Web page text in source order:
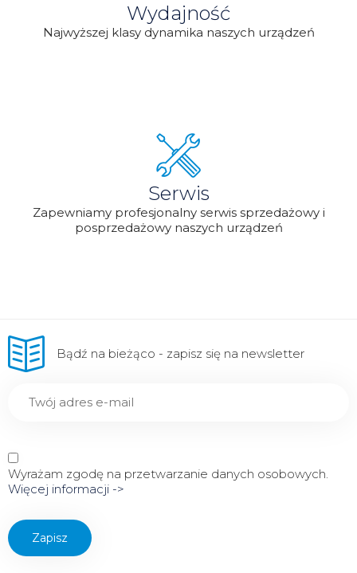
Wydajność
Najwyższej klasy dynamika naszych urządzeń
Serwis
Zapewniamy profesjonalny serwis sprzedażowy i
posprzedażowy naszych urządzeń
Bądź na bieżąco - zapisz się na newsletter
Wyrażam zgodę na przetwarzanie danych osobowych.
Więcej informacji ->